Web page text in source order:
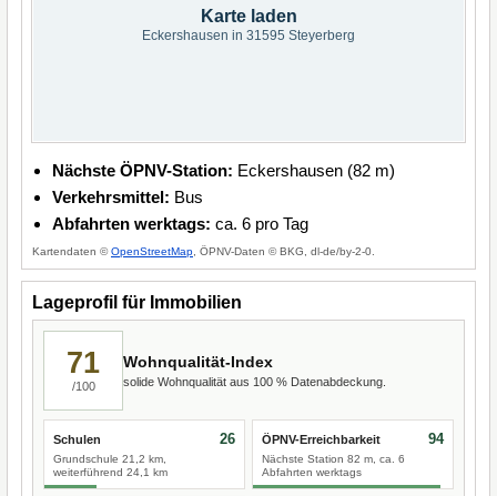
Karte laden
Eckershausen in 31595 Steyerberg
Nächste ÖPNV-Station: Eckershausen (82 m)
Verkehrsmittel: Bus
Abfahrten werktags: ca. 6 pro Tag
Kartendaten ©OpenStreetMap , ÖPNV-Daten © BKG, dl-de/by-2-0.
Lageprofil für Immobilien
71
/100
Wohnqualität-Index
solide Wohnqualität aus 100 % Datenabdeckung.
Schulen
Grundschule 21,2 km,
weiterführend 24,1 km
26 ÖPNV-Erreichbarkeit
Nächste Station 82 m, ca. 6
Abfahrten werktags
94